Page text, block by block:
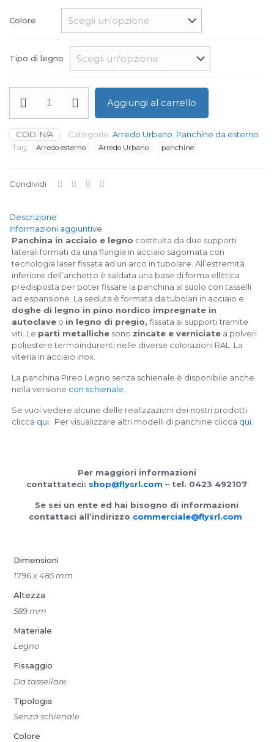
€ 510,00
€ 640,00
Colore
Tipo di legno
senza
schienale
quantità
Aggiungi al carrello
COD: N/A Categorie: Arredo Urbano Panchine da esterno
Tag:
Arredo esterno Arredo Urbano panchine
Condividi
Descrizione
Informazioni aggiuntive
Panchina in acciaio e legno costituita da due supporti
laterali formati da una flangia in acciaio sagomata con
tecnologia laser fissata ad un arco in tubolare. All’estremità
inferiore dell’archetto è saldata una base di forma ellittica
predisposta per poter fissare la panchina al suolo con tasselli
ad espansione. La seduta è formata da tubolari in acciaio e
doghe di legno in pino nordico impregnate in
autoclave o in legno di pregio, fissata ai supporti tramite
viti. Le parti metalliche sono zincate e verniciate a polveri
poliestere termoindurenti nelle diverse colorazioni RAL. La
viteria in acciaio inox.
La panchina Pireo Legno senza schienale è disponibile anche
nella versione con schienale
Se vuoi vedere alcune delle realizzazioni dei nostri prodotti
clicca qui . Per visualizzare altri modelli di panchine clicca qui
Per maggiori informazioni
contattateci: shop@flysrl.com – tel. 0423 492107
Se sei un ente ed hai bisogno di informazioni
contattaci all’indirizzo commerciale@flysrl.com
Dimensioni
1796 x 485 mm
Altezza
589 mm
Materiale
Legno
Fissaggio
Da tassellare
Tipologia
Senza schienale
Colore